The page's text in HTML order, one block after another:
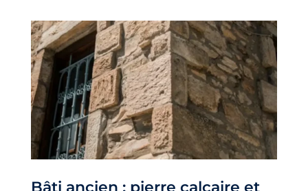
Bâti ancien : pierre calcaire et